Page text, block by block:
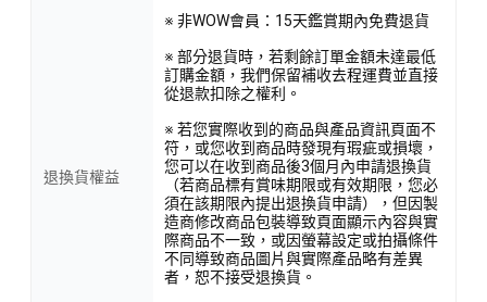
退換貨權益
※ 非WOW會員：15天鑑賞期內免費退貨
※ 部分退貨時，若剩餘訂單金額未達最低
訂購金額，我們保留補收去程運費並直接
從退款扣除之權利。
※ 若您實際收到的商品與產品資訊頁面不
符，或您收到商品時發現有瑕疵或損壞，
您可以在收到商品後3個月內申請退換貨
（若商品標有賞味期限或有效期限，您必
須在該期限內提出退換貨申請），但因製
造商修改商品包裝導致頁面顯示內容與實
際商品不一致，或因螢幕設定或拍攝條件
不同導致商品圖片與實際產品略有差異
者，恕不接受退換貨。